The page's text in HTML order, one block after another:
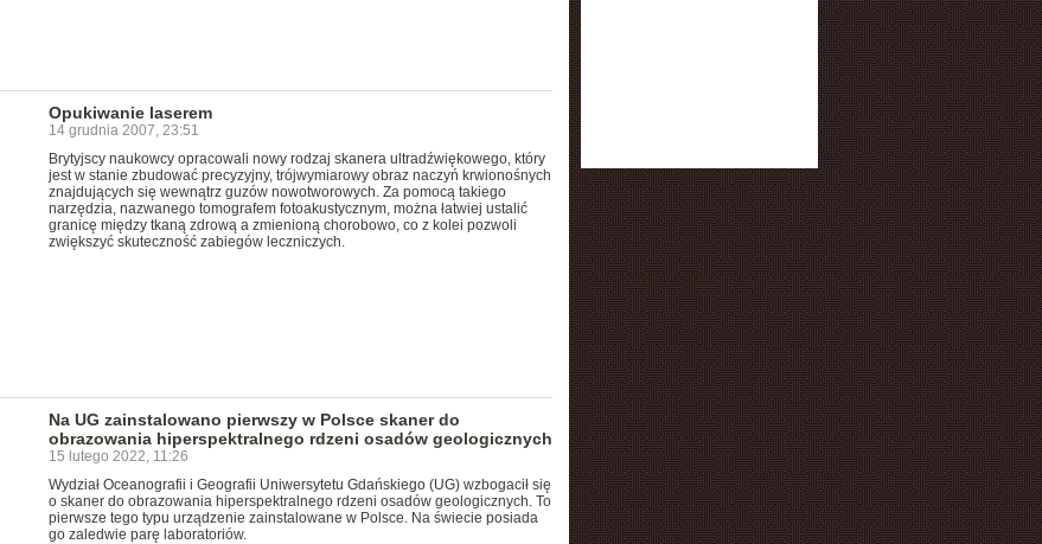
Opukiwanie laserem
14 grudnia 2007, 23:51
Brytyjscy naukowcy opracowali nowy rodzaj skanera ultradźwiękowego, który
jest w stanie zbudować precyzyjny, trójwymiarowy obraz naczyń krwionośnych
znajdujących się wewnątrz guzów nowotworowych. Za pomocą takiego
narzędzia, nazwanego tomografem fotoakustycznym, można łatwiej ustalić
granicę między tkaną zdrową a zmienioną chorobowo, co z kolei pozwoli
zwiększyć skuteczność zabiegów leczniczych.
Na UG zainstalowano pierwszy w Polsce skaner do
obrazowania hiperspektralnego rdzeni osadów geologicznych
15 lutego 2022, 11:26
Wydział Oceanografii i Geografii Uniwersytetu Gdańskiego (UG) wzbogacił się
o skaner do obrazowania hiperspektralnego rdzeni osadów geologicznych. To
pierwsze tego typu urządzenie zainstalowane w Polsce. Na świecie posiada
go zaledwie parę laboratoriów.